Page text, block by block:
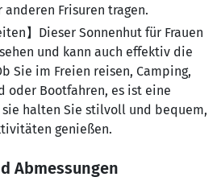
anderen Frisuren tragen.
】Dieser Sonnenhut für Frauen
und kann auch effektiv die
Sie im Freien reisen, Camping,
oder Bootfahren, es ist eine
halten Sie stilvoll und bequem,
genießen.
Abmessungen